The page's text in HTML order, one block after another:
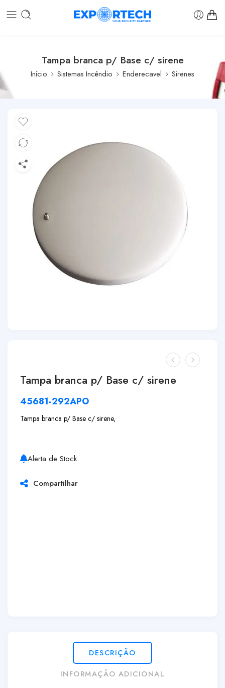
Tampa branca p/ Base c/ sirene
Início Sistemas Incêndio Enderecavel Sirenes
Tampa branca p/ Base c/ sirene
45681-292APO
Tampa branca p/ Base c/ sirene,
Alerta de Stock
Compartilhar
DESCRIÇÃO
INFORMAÇÃO ADICIONAL